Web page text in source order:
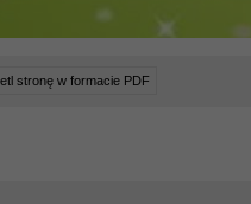
stronę w formacie PDF